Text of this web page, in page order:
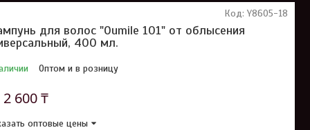
для волос "Oumile 101" от облысения
400 мл.
Оптом и в розницу
Код: Y8605-18
2 600 ₸
оптовые цены